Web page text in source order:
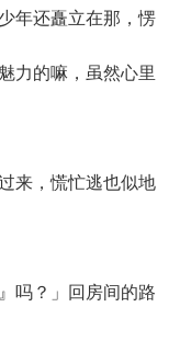
年还矗立在那，愣
力的嘛，虽然心里
来，慌忙逃也似地
？」回房间的路